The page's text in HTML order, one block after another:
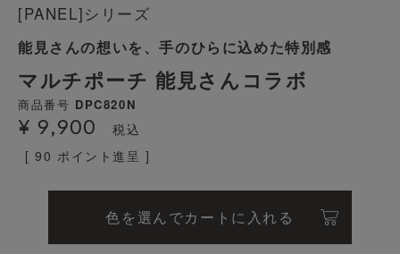
[PANEL]シリーズ
能見さんの想いを、手のひらに込めた特別感
マルチポーチ 能見さんコラボ
商品番号 DPC820N
¥ 9,900
税込
[ 90 ポイント進呈 ]
色を選んでカートに入れる